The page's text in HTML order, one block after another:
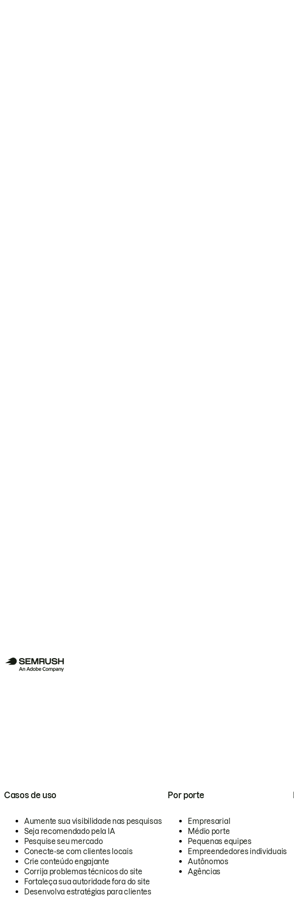
Casos de uso
Aumente sua visibilidade nas pesquisas
Seja recomendado pela IA
Pesquise seu mercado
Conecte-se com clientes locais
Crie conteúdo engajante
Corrija problemas técnicos do site
Fortaleça sua autoridade fora do site
Desenvolva estratégias para clientes
Por porte
Empresarial
Médio porte
Pequenas equipes
Empreendedores individuais
Autônomos
Agências